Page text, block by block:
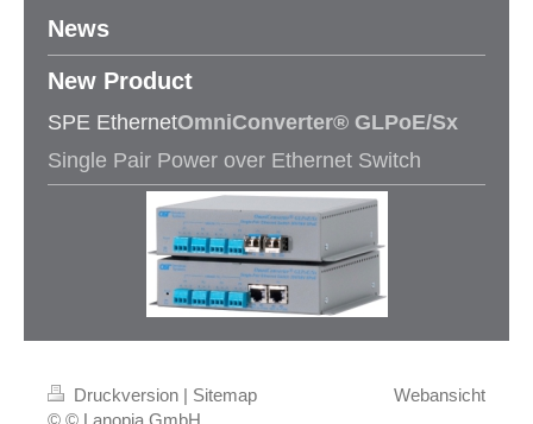
News
New Product​
SPE EthernetOmniConverter® GLPoE/Sx
Single Pair Power over Ethernet Switch
Druckversion | Sitemap
Webansicht